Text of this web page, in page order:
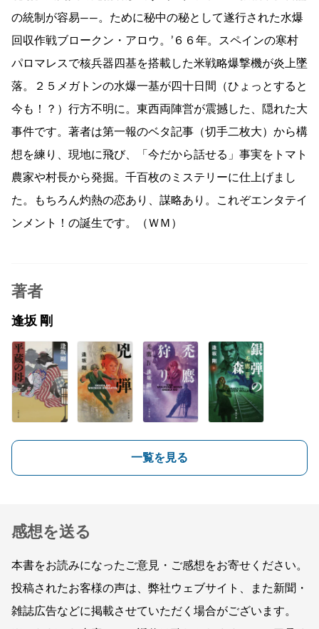
の統制が容易――。ために秘中の秘として遂行された水爆
回収作戦ブロークン・アロウ。’６６年。スペインの寒村
パロマレスで核兵器四基を搭載した米戦略爆撃機が炎上墜
落。２５メガトンの水爆一基が四十日間（ひょっとすると
今も！？）行方不明に。東西両陣営が震撼した、隠れた大
事件です。著者は第一報のベタ記事（切手二枚大）から構
想を練り、現地に飛び、「今だから話せる」事実をトマト
農家や村長から発掘。千百枚のミステリーに仕上げまし
た。もちろん灼熱の恋あり、謀略あり。これぞエンタテイ
ンメント！の誕生です。（ＷＭ）
著者
逢坂 剛
一覧を見る
感想を送る
本書をお読みになったご意見・ご感想をお寄せください。
投稿されたお客様の声は、弊社ウェブサイト、また新聞・
雑誌広告などに掲載させていただく場合がございます。